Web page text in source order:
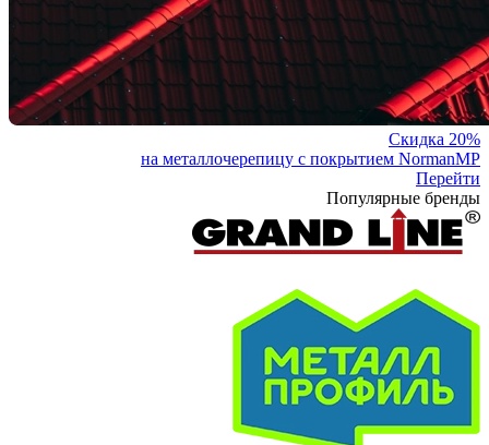
Скидка 20%
на металлочерепицу с покрытием NormanMP
Перейти
Популярные бренды